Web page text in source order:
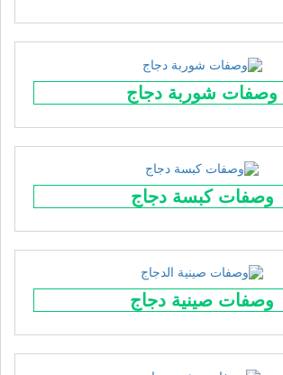
وصفات شوربة دجاج
وصفات كبسة دجاج
وصفات صينية دجاج